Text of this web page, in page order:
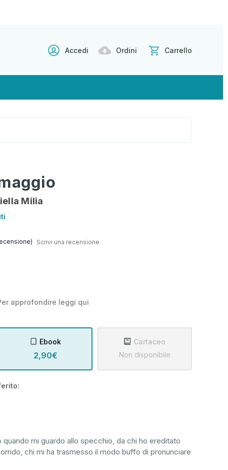
Accedi Ordini Carrello
Milia
Scrivi una recensione
approfondire leggi qui
Ebook
2,90€
Cartaceo
Non disponibile
quando mi guardo allo specchio, da chi ho ereditato
chi mi ha trasmesso il modo buffo di pronunciare